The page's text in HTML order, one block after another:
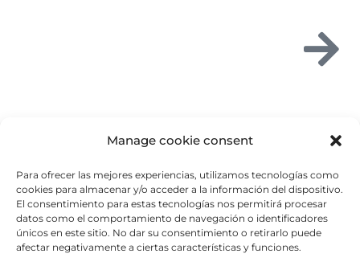
Manage cookie consent
Para ofrecer las mejores experiencias, utilizamos tecnologías como
cookies para almacenar y/o acceder a la información del dispositivo.
El consentimiento para estas tecnologías nos permitirá procesar
datos como el comportamiento de navegación o identificadores
únicos en este sitio. No dar su consentimiento o retirarlo puede
afectar negativamente a ciertas características y funciones.